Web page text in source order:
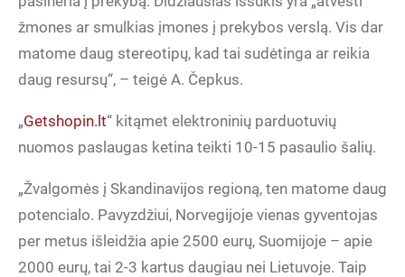
žmones ar smulkias įmones į prekybos verslą. Vis dar
matome daug stereotipų, kad tai sudėtinga ar reikia
daug resursų“, – teigė A. Čepkus.
„Getshopin.lt“ kitąmet elektroninių parduotuvių
nuomos paslaugas ketina teikti 10-15 pasaulio šalių.
„Žvalgomės į Skandinavijos regioną, ten matome daug
potencialo. Pavyzdžiui, Norvegijoje vienas gyventojas
per metus išleidžia apie 2500 eurų, Suomijoje – apie
2000 eurų, tai 2-3 kartus daugiau nei Lietuvoje. Taip